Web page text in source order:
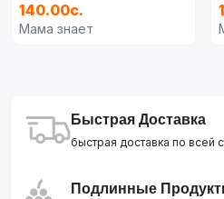
140.00с.
Мама знает
Быстрая Доставка
быстрая доставка по всей
Подлинные